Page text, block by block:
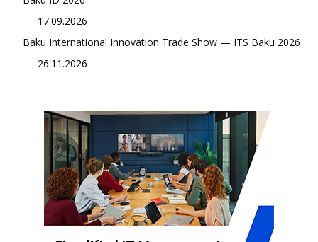
17.09.2026
Baku International Innovation Trade Show — ITS Baku 2026
26.11.2026